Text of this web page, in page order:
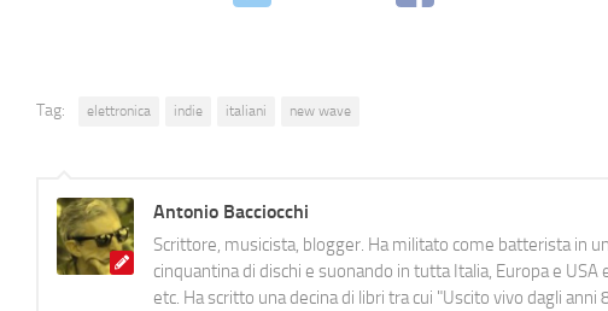
Tag: elettronica indie italiani new wave
Antonio Bacciocchi
Scrittore, musicista, blogger. Ha militato come batterista in
cinquantina di dischi e suonando in tutta Italia, Europa e
etc. Ha scritto una decina di libri tra cui "Uscito vivo dagli anni